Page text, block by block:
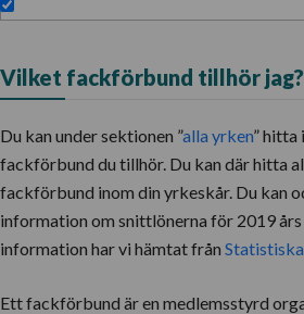
Vilket fackförbund tillhör jag?
Du kan under sektionen ”alla yrken” hitta
fackförbund du tillhör. Du kan där hitta
fackförbund inom din yrkeskår. Du kan
information om snittlönerna för 2019
information har vi hämtat från
Ett fackförbund är en medlemsstyrd